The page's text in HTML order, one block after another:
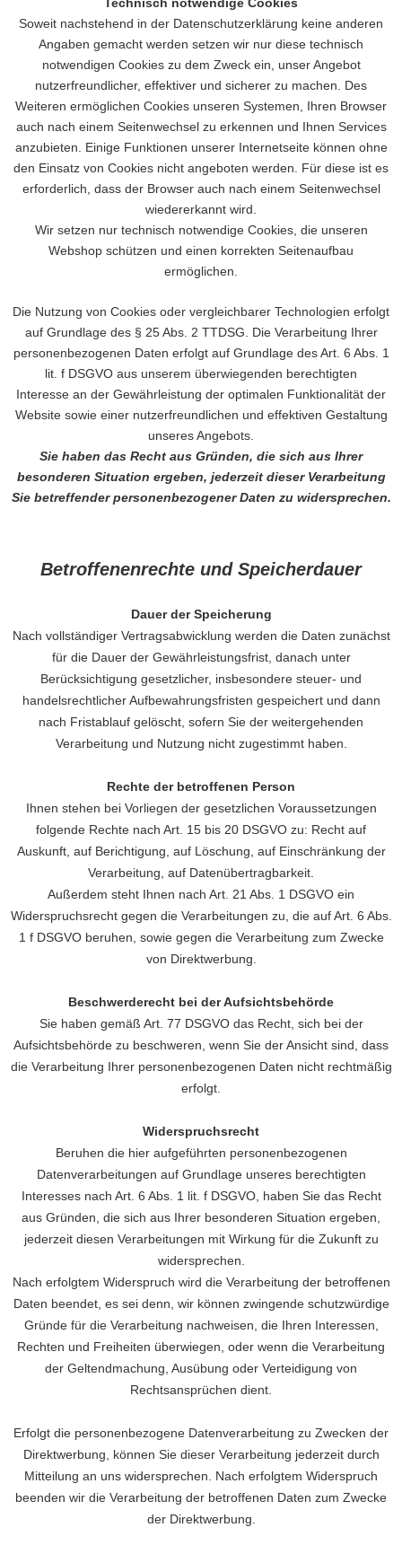
Soweit nachstehend in der Datenschutzerklärung keine anderen
Angaben gemacht werden setzen wir nur diese technisch
notwendigen Cookies zu dem Zweck ein, unser Angebot
nutzerfreundlicher, effektiver und sicherer zu machen. Des
Weiteren ermöglichen Cookies unseren Systemen, Ihren Browser
auch nach einem Seitenwechsel zu erkennen und Ihnen Services
anzubieten. Einige Funktionen unserer Internetseite können ohne
den Einsatz von Cookies nicht angeboten werden. Für diese ist es
erforderlich, dass der Browser auch nach einem Seitenwechsel
wiedererkannt wird.
Wir setzen nur technisch notwendige Cookies, die unseren
Webshop schützen und einen korrekten Seitenaufbau
ermöglichen.
Die Nutzung von Cookies oder vergleichbarer Technologien erfolgt
auf Grundlage des § 25 Abs. 2 TTDSG. Die Verarbeitung Ihrer
personenbezogenen Daten erfolgt auf Grundlage des Art. 6 Abs. 1
lit. f DSGVO aus unserem überwiegenden berechtigten
Interesse an der Gewährleistung der optimalen Funktionalität der
Website sowie einer nutzerfreundlichen und effektiven Gestaltung
unseres Angebots.
Sie haben das Recht aus Gründen, die sich aus Ihrer
besonderen Situation ergeben, jederzeit dieser Verarbeitung
Sie betreffender personenbezogener Daten zu widersprechen.
Betroffenenrechte und Speicherdauer
Dauer der Speicherung
Nach vollständiger Vertragsabwicklung werden die Daten zunächst
für die Dauer der Gewährleistungsfrist, danach unter
Berücksichtigung gesetzlicher, insbesondere steuer- und
handelsrechtlicher Aufbewahrungsfristen gespeichert und dann
nach Fristablauf gelöscht, sofern Sie der weitergehenden
Verarbeitung und Nutzung nicht zugestimmt haben.
Rechte der betroffenen Person
Ihnen stehen bei Vorliegen der gesetzlichen Voraussetzungen
folgende Rechte nach Art. 15 bis 20 DSGVO zu: Recht auf
Auskunft, auf Berichtigung, auf Löschung, auf Einschränkung der
Verarbeitung, auf Datenübertragbarkeit.
Außerdem steht Ihnen nach Art. 21 Abs. 1 DSGVO ein
Widerspruchsrecht gegen die Verarbeitungen zu, die auf Art. 6 Abs.
1 f DSGVO beruhen, sowie gegen die Verarbeitung zum Zwecke
von Direktwerbung.
Beschwerderecht bei der Aufsichtsbehörde
Sie haben gemäß Art. 77 DSGVO das Recht, sich bei der
Aufsichtsbehörde zu beschweren, wenn Sie der Ansicht sind, dass
die Verarbeitung Ihrer personenbezogenen Daten nicht rechtmäßig
erfolgt.
Widerspruchsrecht
Beruhen die hier aufgeführten personenbezogenen
Datenverarbeitungen auf Grundlage unseres berechtigten
Interesses nach Art. 6 Abs. 1 lit. f DSGVO, haben Sie das Recht
aus Gründen, die sich aus Ihrer besonderen Situation ergeben,
jederzeit diesen Verarbeitungen mit Wirkung für die Zukunft zu
widersprechen.
Nach erfolgtem Widerspruch wird die Verarbeitung der betroffenen
Daten beendet, es sei denn, wir können zwingende schutzwürdige
Gründe für die Verarbeitung nachweisen, die Ihren Interessen,
Rechten und Freiheiten überwiegen, oder wenn die Verarbeitung
der Geltendmachung, Ausübung oder Verteidigung von
Rechtsansprüchen dient.
Erfolgt die personenbezogene Datenverarbeitung zu Zwecken der
Direktwerbung, können Sie dieser Verarbeitung jederzeit durch
Mitteilung an uns widersprechen. Nach erfolgtem Widerspruch
beenden wir die Verarbeitung der betroffenen Daten zum Zwecke
der Direktwerbung.